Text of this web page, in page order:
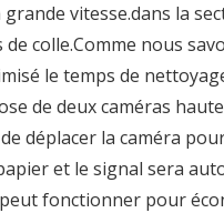
vitesse.dans la
de colle.Comme nous
le temps de
de deux caméras
déplacer la caméra
et le signal sera
fonctionner pour